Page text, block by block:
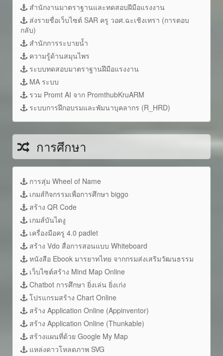
สำนักงานมาตราฐานและทดสอบฝีมือแรงงาน
ส่งรายชื่อเว็บไซต์ SAR ครู วอศ.ฉะเชิงเทรา (การตอบ
กลับ)
สำนักการระบายน้ำ
ความรู้ด้านสมุนไพร
ระบบทดสอบมาตราฐานฝึมือแรงงาน
MA ระบบ
รวม Promt AI จาก PromthubKruARM
ระบบการฝึกอบรมและพัมนาบุคลากร (R_HRD)
การศึกษา
การสุ่ม Wheel of Name
เกมส์กิจกรรมเพื่อการศึกษา biggo
สร้าง QR Code
เกมส์บันไดงู
เครื่องมือครู 4.0 padlet
สร้าง Vdo สื่อการสอนแบบ Whiteboard
หนังสือ Ebook มารยาทไทย จากกรมส่งเสริมวัฒนธรรม
เว็บไซต์สร้าง Mind Map Online
Chatbot การศึกษา ยิ่งเล่น ยิ่งเก่ง
โปรแกรมสร้าง Chart Online
สร้าง Application Online (Appinventor)
สร้าง Application Online (Thunkable)
สร้างแผนที่ด้วย Google My Map
แหล่งดาวโหลดภาพ SVG